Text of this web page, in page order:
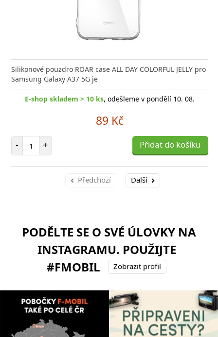
Silikonové pouzdro ROAR case ALL DAY COLORFUL JELLY pro
Samsung Galaxy A37 5G je
E-shop skladem > 10 ks, odešleme v pondělí 10. 08.
89 Kč
- Počet položek
+ Přidat do košíku
Předchozí Další
PODĚLTE SE O SVÉ ÚLOVKY NA
INSTAGRAMU. POUŽIJTE
#FMOBIL
Zobrazit profil